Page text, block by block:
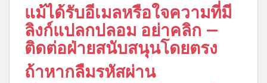
แม้ได้รับอีเมลหรือใจความที่มี
ลิงก์แปลกปลอม อย่าคลิก —
ติดต่อฝ่ายสนับสนุนโดยตรง
ถ้าหากลืมรหัสผ่าน